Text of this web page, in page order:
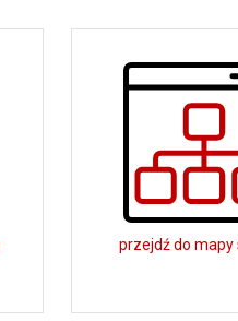
przejdź do mapy